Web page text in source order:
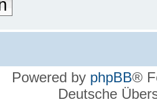
Powered by phpBB®
Deutsche